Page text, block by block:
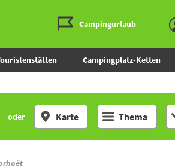
Campingurlaub
Campingplatz-Ketten
oder Karte Thema